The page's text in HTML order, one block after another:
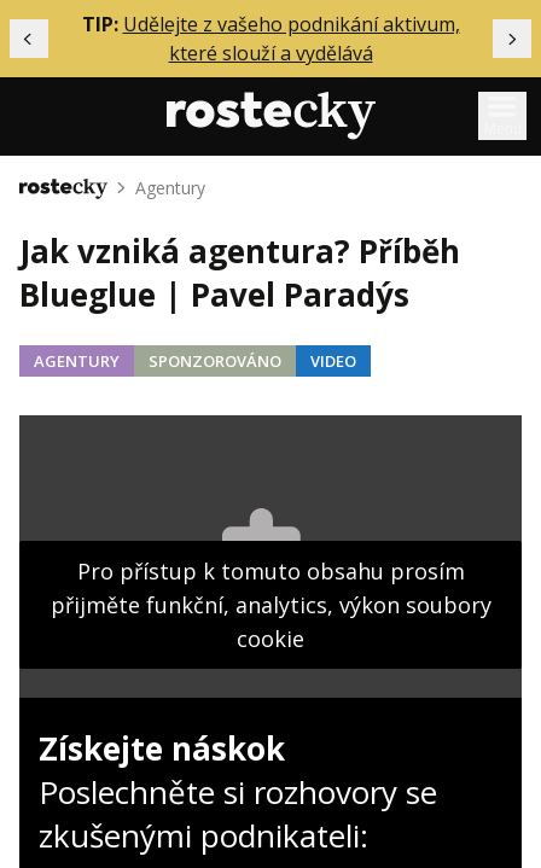
Předchozí
TIP: Udělejte z vašeho podnikání aktivum,
které slouží a vydělává
Mentoring
Podcasty
Solo
Inzerce
O mně
Kontakt
Obchodní podmínky
Hledat
Domů Agentury
Jak vzniká agentura? Příběh
Blueglue | Pavel Paradýs
AGENTURY SPONZOROVÁNO VIDEO
Pro přístup k tomuto obsahu prosím
přijměte funkční, analytics, výkon soubory
cookie
Získejte náskok
Poslechněte si rozhovory se
zkušenými podnikateli: